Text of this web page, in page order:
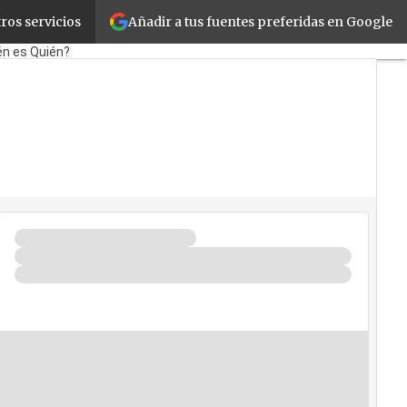
Añadir a tus fuentes preferidas en Google
servicios
RetailCloud
Movilidad
es Quién?